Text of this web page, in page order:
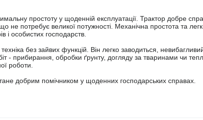
простоту у щоденній експлуатації. Трактор добре
потребує великої потужності. Механічна простота та
особистих господарств.
без зайвих функцій. Він легко заводиться,
- прибирання, обробки ґрунту, догляду за тваринами чи
роботи.
добрим помічником у щоденних господарських справах.